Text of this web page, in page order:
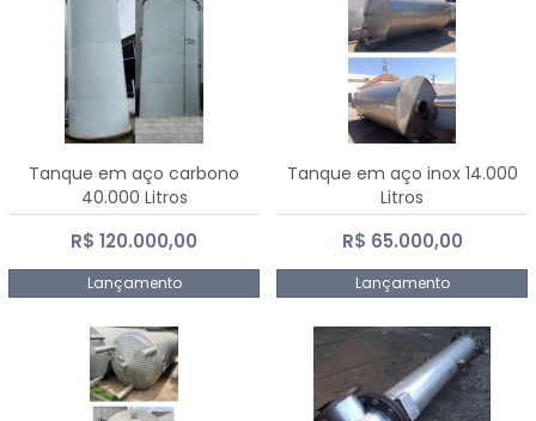
Tanque em aço carbono
40.000 Litros
R$ 120.000,00
Lançamento
Tanque em aço inox 14.000
Litros
R$ 65.000,00
Lançamento